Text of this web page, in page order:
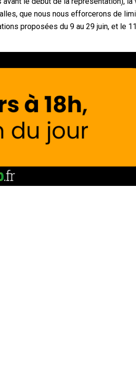
que nous nous efforcerons de
proposées du 9 au 29 juin, et le